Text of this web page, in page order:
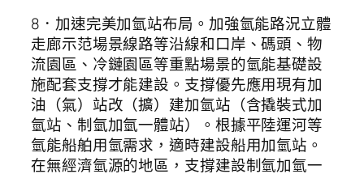
8．加速完美加氫站布局。加強氫能路況立體
走廊示范場景線路等沿線和口岸、碼頭、物
流園區、冷鏈園區等重點場景的氫能基礎設
施配套支撐才能建設。支撐優先應用現有加
油（氣）站改（擴）建加氫站（含撬裝式加
氫站、制氫加氫一體站）。根據平陸運河等
氫能船舶用氫需求，適時建設船用加氫站。
在無經濟氫源的地區，支撐建設制氫加氫一